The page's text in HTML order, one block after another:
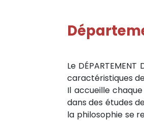
Le
caractéristiques
Il accueille
dans des études
la philosophie se